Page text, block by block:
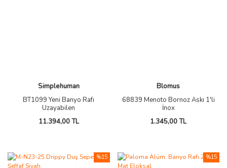
Simplehuman
BT1099 Yeni Banyo Rafı
Uzayabilen
11.394,00 TL
Blomus
68839 Menoto Bornoz Askı 1'li
İnox
1.345,00 TL
%15 %15